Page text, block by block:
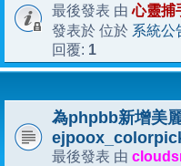
最後發表 由心靈捕
發表於 位於 系統公
回覆: 1
為phpbb新增美
最後發表 由